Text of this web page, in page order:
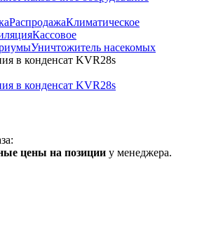
РаспродажаКлиматическое
Кассовое
Уничтожитель насекомых
в конденсат KVR28s
цены на позиции у менеджера.